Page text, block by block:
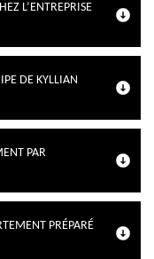
L’ENTREPRISE
DE KYLLIAN
PAR
PRÉPARÉ